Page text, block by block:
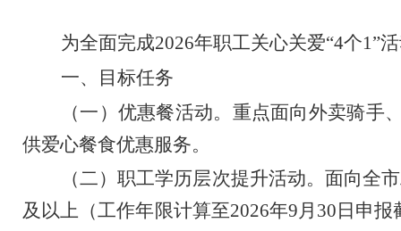
为全面完成2026年职工关心关爱“4个1”
一、目标任务
（一）优惠餐活动。 重点面向外卖骑手
供爱心餐食优惠服务。
（二）职工学历层次提升活动。 面向全
及以上（工作年限计算至2026年9月 30 日申